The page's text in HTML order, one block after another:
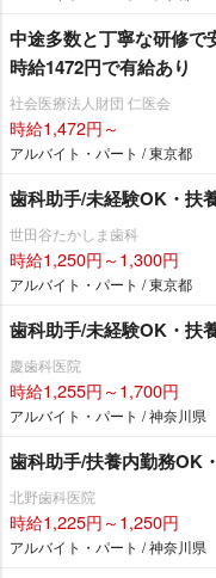
中途多数と丁寧な研修で
時給1472円で有給あり
社会医療法人財団 仁医会
時給1,472円～
アルバイト・パート / 東京都
歯科助手/未経験OK・扶
世田谷たかしま歯科
時給1,250円～1,300円
アルバイト・パート / 東京都
歯科助手/未経験OK・扶
慶歯科医院
時給1,255円～1,700円
アルバイト・パート / 神奈川県
歯科助手/扶養内勤務OK
北野歯科医院
時給1,225円～1,250円
アルバイト・パート / 神奈川県